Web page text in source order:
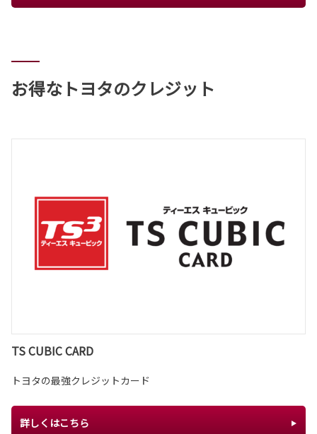
お得なトヨタのクレジット
TS CUBIC CARD
トヨタの最強クレジットカード
詳しくはこちら